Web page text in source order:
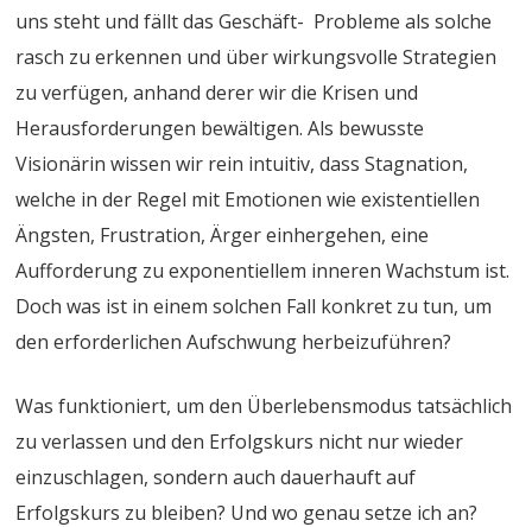
uns steht und fällt das Geschäft- Probleme als solche
rasch zu erkennen und über wirkungsvolle Strategien
zu verfügen, anhand derer wir die Krisen und
Herausforderungen bewältigen. Als bewusste
Visionärin wissen wir rein intuitiv, dass Stagnation,
welche in der Regel mit Emotionen wie existentiellen
Ängsten, Frustration, Ärger einhergehen, eine
Aufforderung zu exponentiellem inneren Wachstum ist.
Doch was ist in einem solchen Fall konkret zu tun, um
den erforderlichen Aufschwung herbeizuführen?
Was funktioniert, um den Überlebensmodus tatsächlich
zu verlassen und den Erfolgskurs nicht nur wieder
einzuschlagen, sondern auch dauerhauft auf
Erfolgskurs zu bleiben? Und wo genau setze ich an?